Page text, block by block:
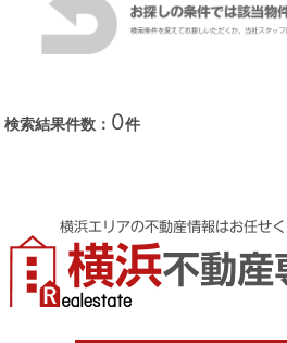
検索結果件数： 0件